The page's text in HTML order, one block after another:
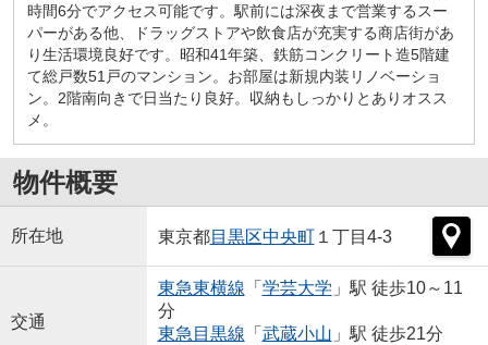
時間6分でアクセス可能です。駅前には深夜まで営業するスー
パーがある他、ドラッグストアや飲食店が充実する商店街があ
り生活環境良好です。昭和41年築、鉄筋コンクリート造5階建
て総戸数51戸のマンション。お部屋は新規内装リノベーショ
ン。2階南向きで日当たり良好。収納もしっかりとありオスス
メ。
物件概要
所在地 東京都目黒区中央町１丁目4-3
交通
東急東横線 「 学芸大学 」駅 徒歩10～11
分
東急目黒線 「 武蔵小山 」駅 徒歩21分